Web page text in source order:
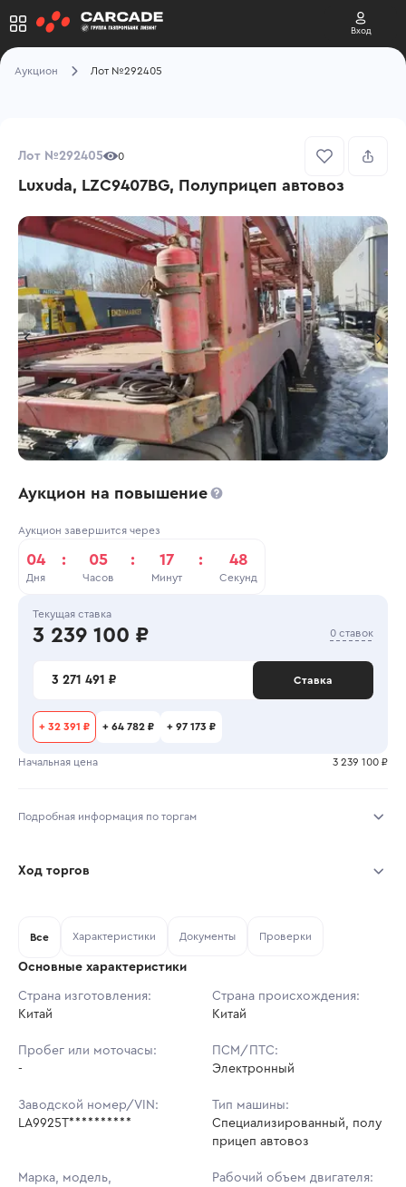
Вход
Аукцион Лот №292405
Лот №292405 0
Luxuda, LZC9407BG, Полуприцеп автовоз
Аукцион на повышение
Аукцион завершится через
04
Дня
: 05
Часов
: 17
Минут
: 48
Секунд
Текущая ставка
3 239 100 ₽ 0 ставок
3 271 491 ₽ Ставка
+ 32 391 ₽ + 64 782 ₽ + 97 173 ₽
Начальная цена 3 239 100 ₽
Подробная информация по торгам
Тип аукциона: Открытые торги
Шаг торгов: 32 391 ₽
Кол-во ставок:
Ход торгов
Ставок не найдено
в аукционах
Все Характеристики Документы Проверки
Основные характеристики
Страна изготовления:
Китай
Страна происхождения:
Китай
Пробег или моточасы:
-
ПСМ/ПТС:
Электронный
Заводской номер/VIN:
LA9925T**********
Тип машины:
Специализированный, полу
прицеп автовоз
Марка, модель,
Рабочий объем двигателя: